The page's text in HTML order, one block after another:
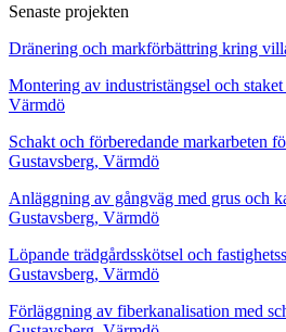
Senaste projekten
Dränering och markförbättring kring
Montering av industristängsel och
Värmdö
Schakt och förberedande markarbeten
Gustavsberg, Värmdö
Anläggning av gångväg med grus och
Gustavsberg, Värmdö
Löpande trädgårdsskötsel och
Gustavsberg, Värmdö
Förläggning av fiberkanalisation med